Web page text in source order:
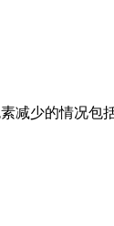
减少的情况包